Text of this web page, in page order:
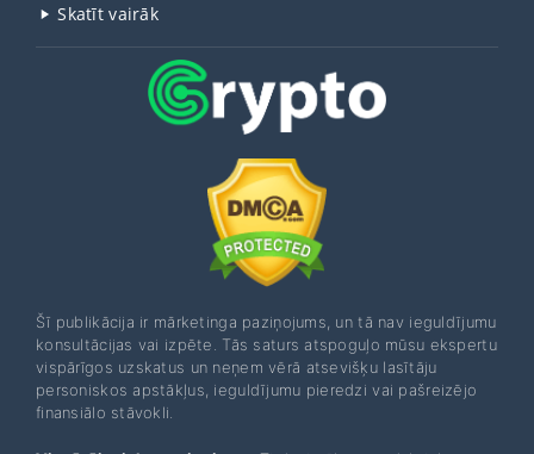
Skatīt vairāk
Šī publikācija ir mārketinga paziņojums, un tā nav ieguldījumu
konsultācijas vai izpēte. Tās saturs atspoguļo mūsu ekspertu
vispārīgos uzskatus un neņem vērā atsevišķu lasītāju
personiskos apstākļus, ieguldījumu pieredzi vai pašreizējo
finansiālo stāvokli.